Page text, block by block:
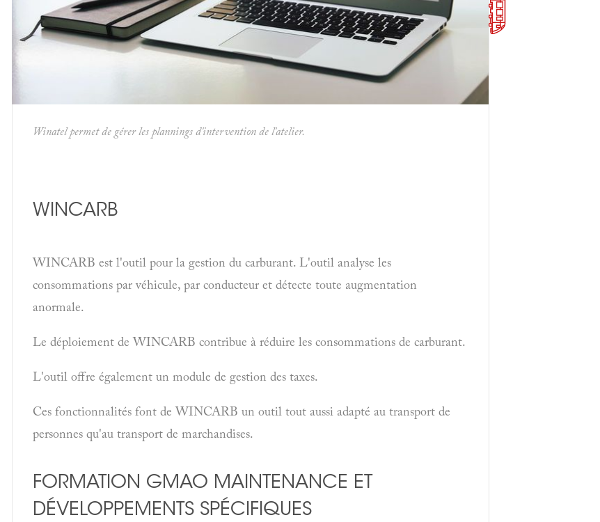
Winatel permet de gérer les plannings d'intervention de l'atelier.
WINCARB
WINCARB est l'outil pour la gestion du carburant. L'outil analyse les
consommations par véhicule, par conducteur et détecte toute augmentation
anormale.
Le déploiement de WINCARB contribue à réduire les consommations de carburant.
L'outil offre également un module de gestion des taxes.
Ces fonctionnalités font de WINCARB un outil tout aussi adapté au transport de
personnes qu'au transport de marchandises.
FORMATION GMAO MAINTENANCE ET
DÉVELOPPEMENTS SPÉCIFIQUES